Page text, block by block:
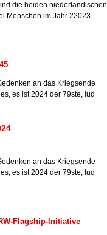
die beiden niederländischen
Menschen im Jahr 22023
an das Kriegsende
es ist 2024 der 79ste, lud
an das Kriegsende
es ist 2024 der 79ste, lud
Flagship-Initiative